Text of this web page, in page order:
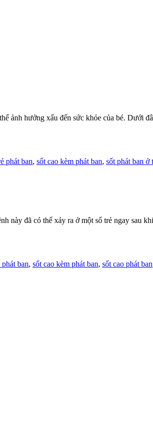
ảnh hưởng xấu đến sức khỏe của bé. Dưới
phát ban, sốt cao kèm phát ban, sốt phát ban ở
này đã có thể xảy ra ở một số trẻ ngay sau
ban, sốt cao kèm phát ban, sốt cao phát ban